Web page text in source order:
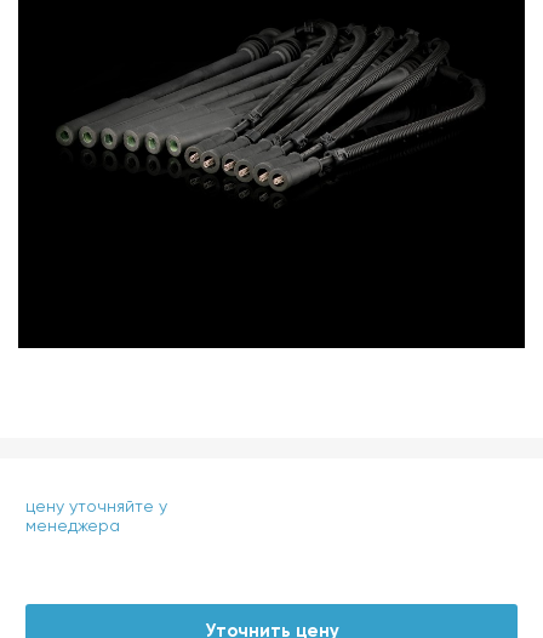
цену уточняйте у
менеджера
Уточнить цену